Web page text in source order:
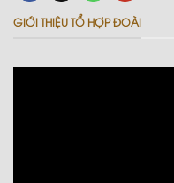
GIỚI THIỆU TỔ HỢP ĐOÀI